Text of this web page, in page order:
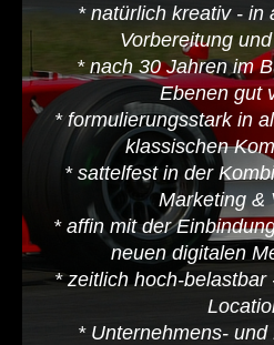
* natürlich kreativ - in
Vorbereitung
* nach 30 Jahren im
Ebenen gut
* formulierungsstark in
klassischen
* sattelfest in der
Marketing &
* affin mit der
neuen digitalen
* zeitlich hoch-belastbar
* Unternehmens-